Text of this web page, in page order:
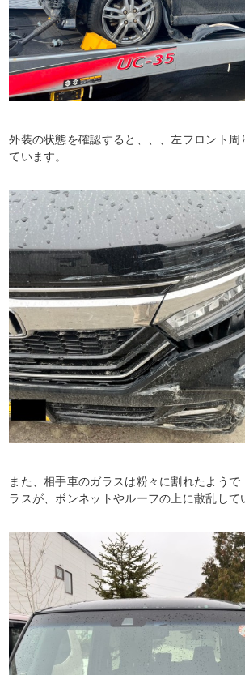
外装の状態を確認すると、、、左フロント周
ています。
また、相手車のガラスは粉々に割れたよう
ラスが、ボンネットやルーフの上に散乱して